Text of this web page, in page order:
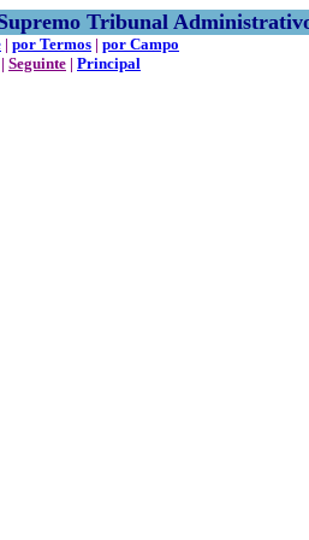
Tribunal
| por Termos | por Campo
| Seguinte | Principal